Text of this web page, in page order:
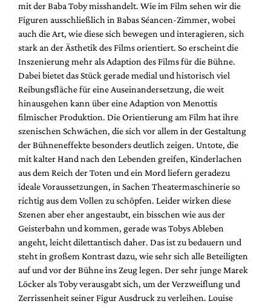
mit der Baba Toby misshandelt. Wie im Film sehen wir die
Figuren ausschließlich in Babas Séancen-Zimmer, wobei
auch die Art, wie diese sich bewegen und interagieren, sich
stark an der Ästhetik des Films orientiert. So erscheint die
Inszenierung mehr als Adaption des Films für die Bühne.
Dabei bietet das Stück gerade medial und historisch viel
Reibungsfläche für eine Auseinandersetzung, die weit
hinausgehen kann über eine Adaption von Menottis
filmischer Produktion. Die Orientierung am Film hat ihre
szenischen Schwächen, die sich vor allem in der Gestaltung
der Bühneneffekte besonders deutlich zeigen. Untote, die
mit kalter Hand nach den Lebenden greifen, Kinderlachen
aus dem Reich der Toten und ein Mord liefern geradezu
ideale Voraussetzungen, in Sachen Theatermaschinerie so
richtig aus dem Vollen zu schöpfen. Leider wirken diese
Szenen aber eher angestaubt, ein bisschen wie aus der
Geisterbahn und kommen, gerade was Tobys Ableben
angeht, leicht dilettantisch daher. Das ist zu bedauern und
steht in großem Kontrast dazu, wie sehr sich alle Beteiligten
auf und vor der Bühne ins Zeug legen. Der sehr junge Marek
Löcker als Toby verausgabt sich, um der Verzweiflung und
Zerrissenheit seiner Figur Ausdruck zu verleihen. Louise